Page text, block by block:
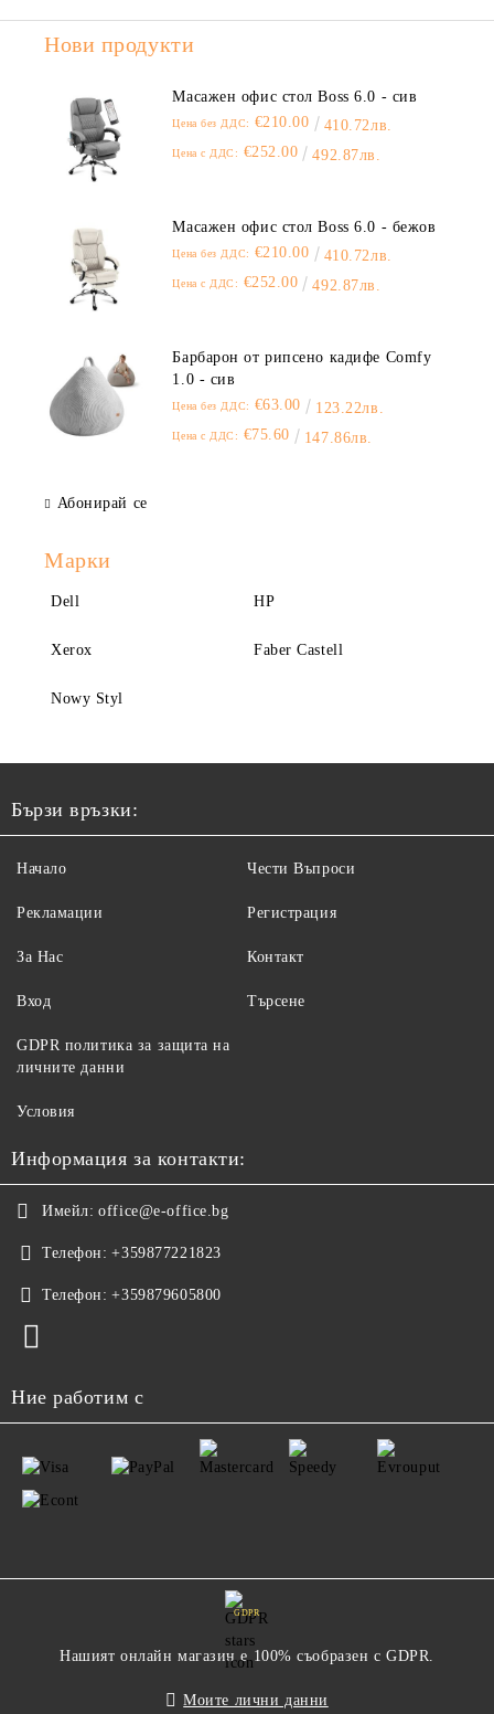
Нови продукти
Масажен офис стол Boss 6.0 - сив
Цена без ДДС: €210.00 410.72лв.
Цена с ДДС: €252.00 492.87лв.
Масажен офис стол Boss 6.0 - бежов
Цена без ДДС: €210.00 410.72лв.
Цена с ДДС: €252.00 492.87лв.
Барбарон от рипсено кадифе Comfy
1.0 - сив
Цена без ДДС: €63.00 123.22лв.
Цена с ДДС: €75.60 147.86лв.
Абонирай се
Марки
Dell HP
Xerox Faber Castell
Nowy Styl
Бързи връзки:
Начало
Рекламации
За Нас
Вход
Чести Въпроси
Регистрация
Контакт
Търсене
GDPR политика за защита на
личните данни
Условия
Информация за контакти:
Имейл: office@e-office.bg
Телефон: +359877221823
Телефон: +359879605800
Ние работим с
GDPR
Нашият онлайн магазин е 100% съобразен с GDPR.
Моите лични данни